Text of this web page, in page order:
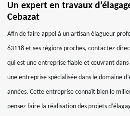
Un expert en travaux
Cebazat
Afin de faire appel à un artisan élagueur
63118 et ses régions proches, contactez
qui est une entreprise fiable et œuvrant dans
une entreprise spécialisée dans le domaine
années. Cette entreprise connaît bien le
pensez faire la réalisation des projets